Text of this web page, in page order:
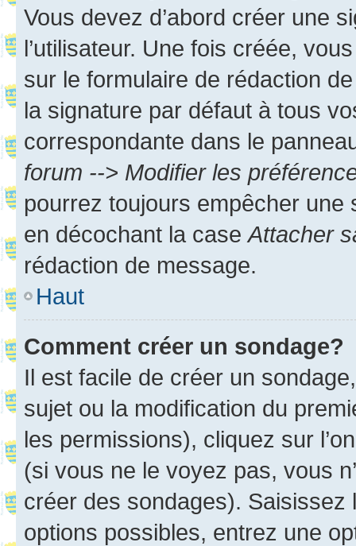
Vous devez d’abord créer une
l’utilisateur. Une fois créée,
sur le formulaire de rédaction
la signature par défaut à tous
correspondante dans le
forum --> Modifier les
pourrez toujours empêcher une
en décochant la case Attacher
rédaction de message.
Haut
Comment créer un sondage?
Il est facile de créer un
sujet ou la modification du
les permissions), cliquez sur
(si vous ne le voyez pas, vous
créer des sondages).
options possibles, entrez une